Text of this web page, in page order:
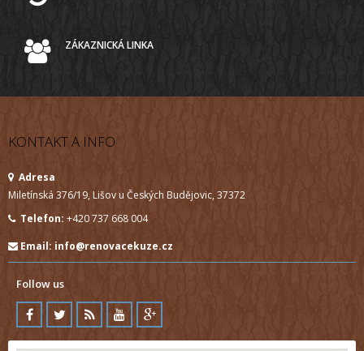
ZÁKAZNICKÁ LINKA
KONTAKT A INFO
Adresa
Miletínská 376/19, Lišov u Českých Budějovic, 37372
Telefon: +420 737 668 004
Email: info@renovacekuze.cz
Follow us